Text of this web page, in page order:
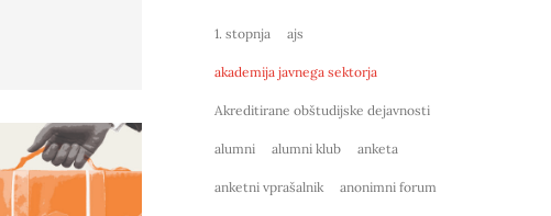
1. stopnja ajs
akademija javnega sektorja
Akreditirane obštudijske dejavnosti
alumni alumni klub anketa
anketni vprašalnik anonimni forum